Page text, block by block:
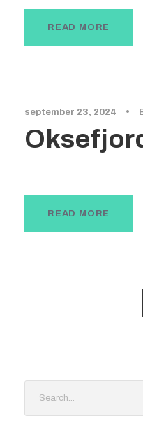
READ MORE
september 23, 2024 •
READ MORE